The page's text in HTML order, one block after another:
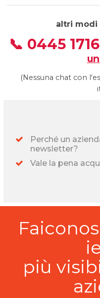
altri modi
📞 0445
(Nessuna chat con
Perché un
newsletter?
Vale la pena
più